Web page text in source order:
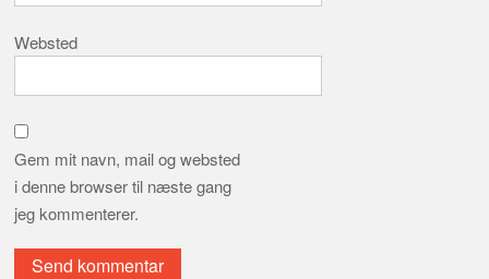
Websted
Gem mit navn, mail og websted
i denne browser til næste gang
jeg kommenterer.